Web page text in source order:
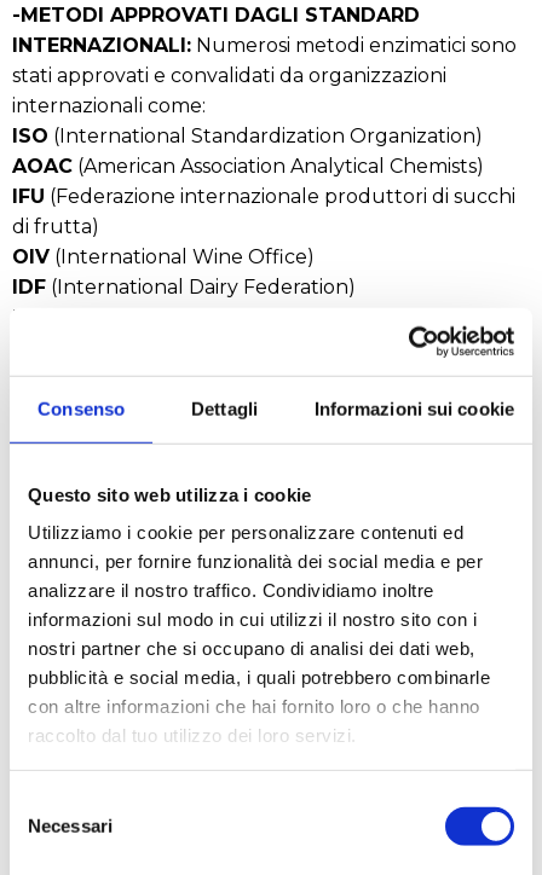
Consenso Dettagli Informazioni sui cookie
Questo sito web utilizza i cookie
Utilizziamo i cookie per personalizzare contenuti ed
annunci, per fornire funzionalità dei social media e per
analizzare il nostro traffico. Condividiamo inoltre
informazioni sul modo in cui utilizzi il nostro sito con i
nostri partner che si occupano di analisi dei dati web,
pubblicità e social media, i quali potrebbero combinarle
con altre informazioni che hai fornito loro o che hanno
raccolto dal tuo utilizzo dei loro servizi.
delNecessari
-METODI APPROVATI DAGLI STANDARD
INTERNAZIONALI: Numerosi metodi enzimatici sono
stati approvati e convalidati da organizzazioni
internazionali come:
ISO (International Standardization Organization)
AOAC (American Association Analytical Chemists)
IFU (Federazione internazionale produttori di succhi
di frutta)
OIV (International Wine Office)
IDF (International Dairy Federation)
EBC
KIT ENZIMATICI E COLORIMETRICI STEROGLASS
I kit enzimatici e colorimetrici sono ampiamente usati
nel controllo qualità per le principali determinazioni
analitiche dei più svariati prodotti alimentari quali:
succhi di frutta, vino, birra, latticini, uova, carne e per il
controllo dei processi di fermentativi svolti dai
microrganismi per la determinazione degli zuccheri,
enzimatica consente misurazioni precise, molto
accurate e ripetibili, anche in matrici complesse.